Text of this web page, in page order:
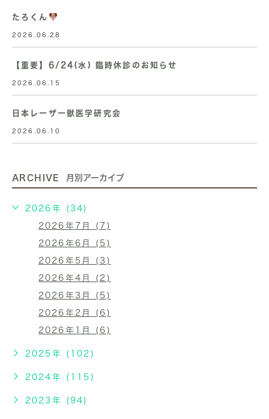
たろくん
2026.06.28
【重要】6/24(水) 臨時休診のお知らせ
2026.06.15
日本レーザー獣医学研究会
2026.06.10
ARCHIVE 月別アーカイブ
2026年 (34)
2026年7月 (7)
2026年6月 (5)
2026年5月 (3)
2026年4月 (2)
2026年3月 (5)
2026年2月 (6)
2026年1月 (6)
2025年 (102)
2024年 (115)
2023年 (94)